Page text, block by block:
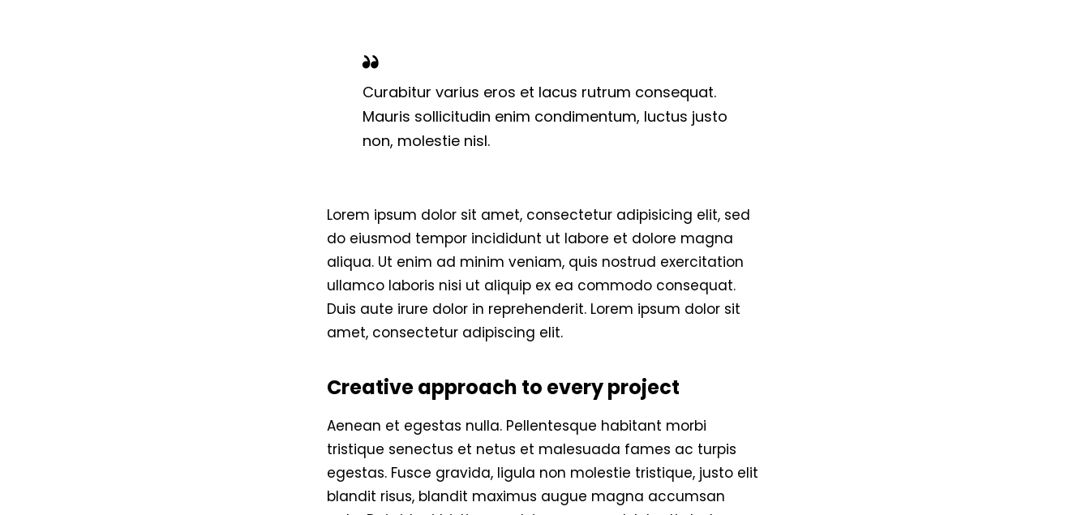
Curabitur varius eros et lacus rutrum consequat.
Mauris sollicitudin enim condimentum, luctus justo
non, molestie nisl.
Lorem ipsum dolor sit amet, consectetur adipisicing elit, sed
do eiusmod tempor incididunt ut labore et dolore magna
aliqua. Ut enim ad minim veniam, quis nostrud exercitation
ullamco laboris nisi ut aliquip ex ea commodo consequat.
Duis aute irure dolor in reprehenderit. Lorem ipsum dolor sit
amet, consectetur adipiscing elit.
Creative approach to every project
Aenean et egestas nulla. Pellentesque habitant morbi
tristique senectus et netus et malesuada fames ac turpis
egestas. Fusce gravida, ligula non molestie tristique, justo elit
blandit risus, blandit maximus augue magna accumsan